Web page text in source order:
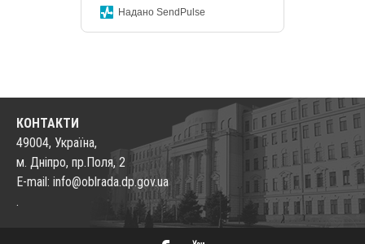
Надано SendPulse
КОНТАКТИ
49004, Україна,
м. Дніпро, пр.Поля, 2
E-mail: info@oblrada.dp.gov.ua
.